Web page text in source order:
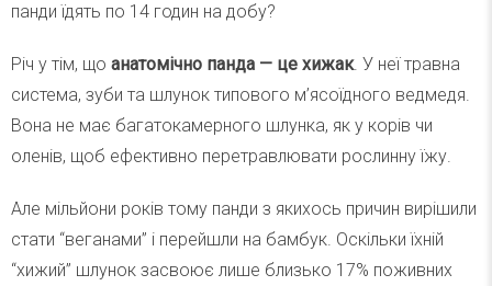
панди їдять по 14 годин на добу?
Річ у тім, що анатомічно панда — це хижак. У неї травна
система, зуби та шлунок типового м’ясоїдного ведмедя.
Вона не має багатокамерного шлунка, як у корів чи
оленів, щоб ефективно перетравлювати рослинну їжу.
Але мільйони років тому панди з якихось причин вирішили
стати “веганами” і перейшли на бамбук. Оскільки їхній
“хижий” шлунок засвоює лише близько 17% поживних